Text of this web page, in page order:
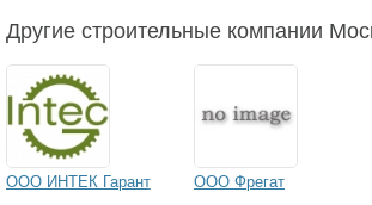
Другие строительные компании
ООО ИНТЕК Гарант ООО Фрегат